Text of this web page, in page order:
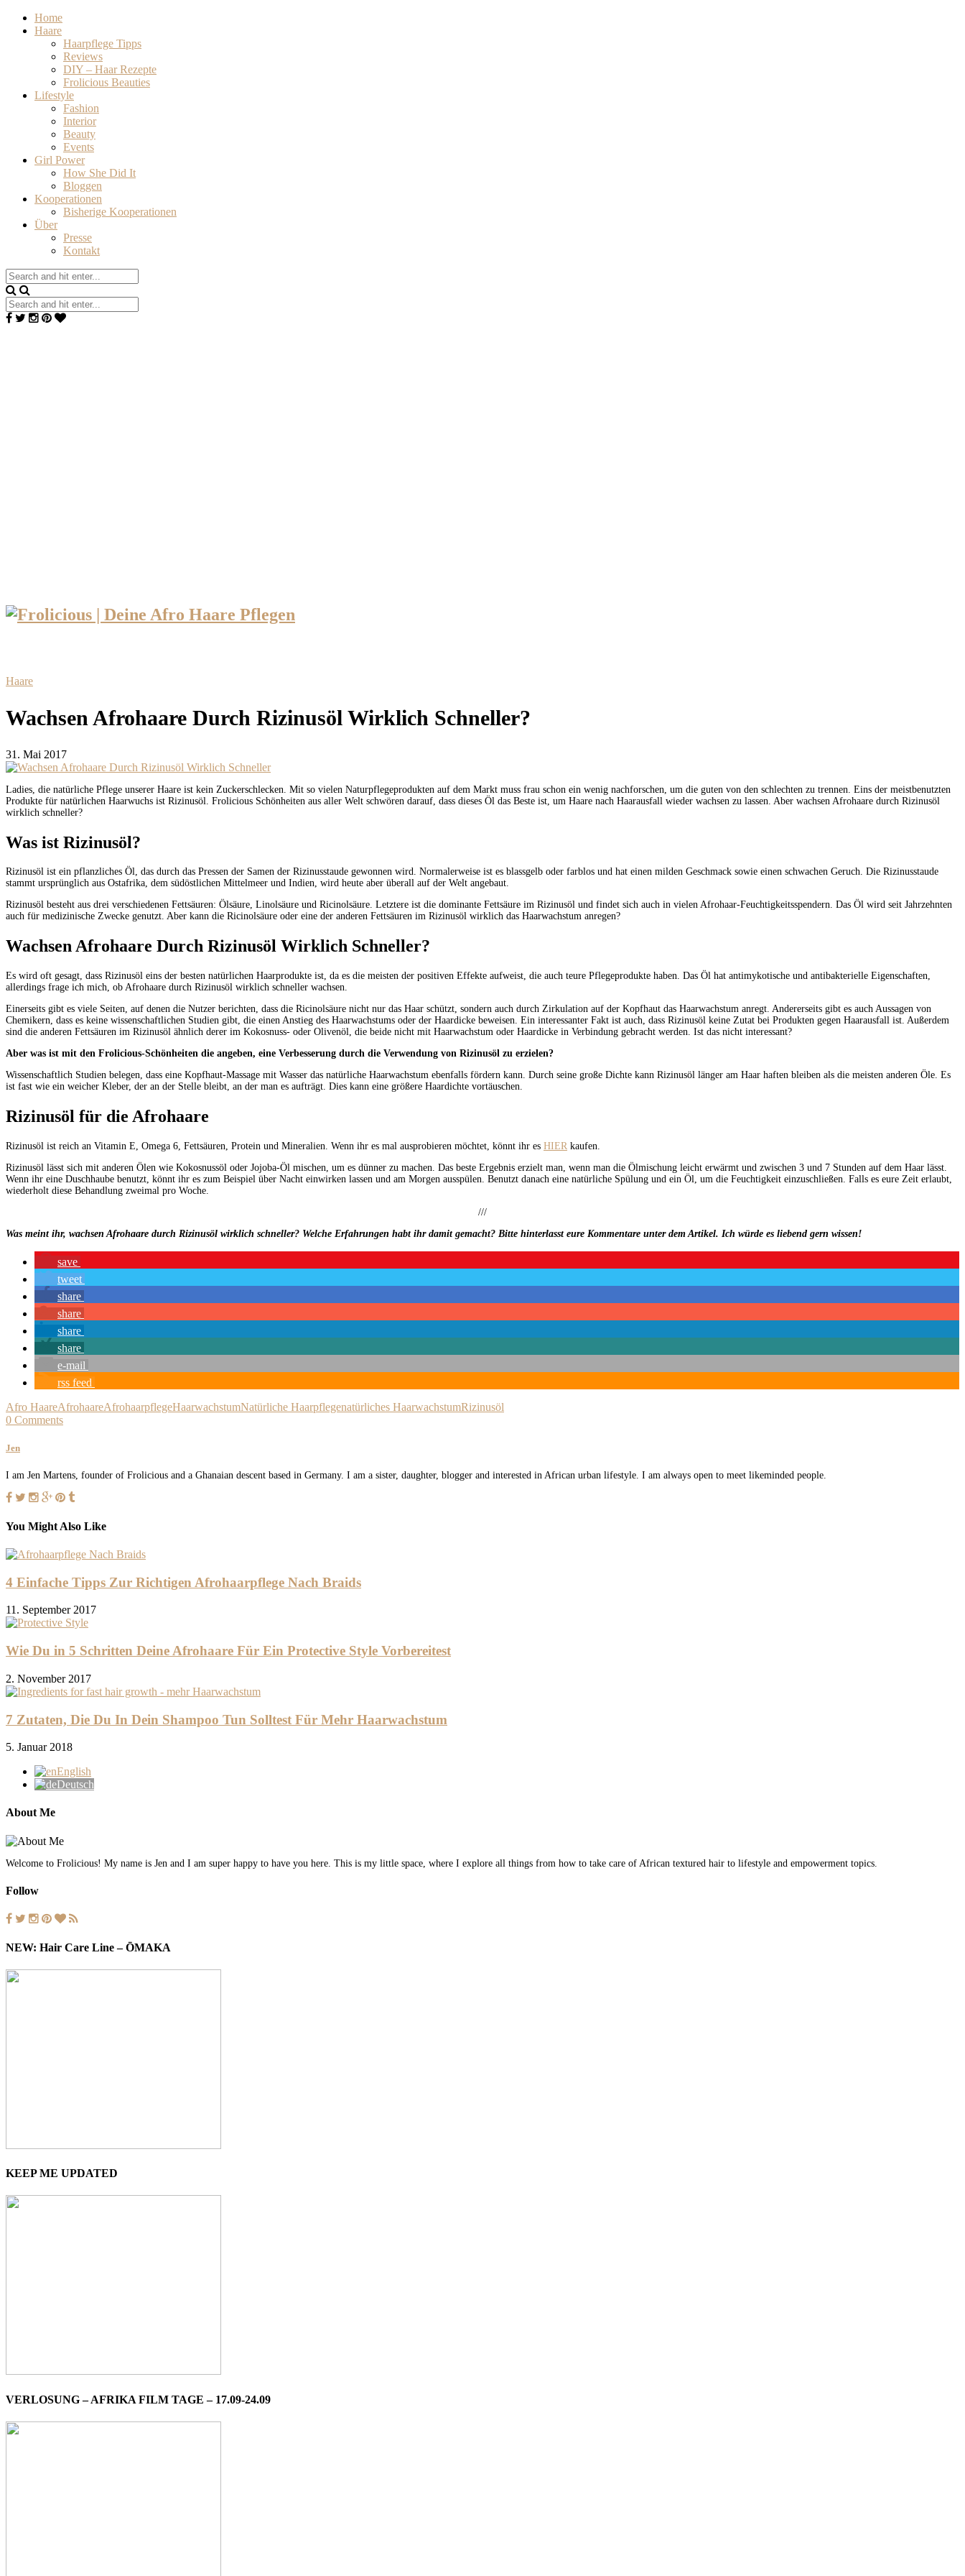
Home
Haare
Haarpflege Tipps
Reviews
DIY – Haar Rezepte
Frolicious Beauties
Lifestyle
Fashion
Interior
Beauty
Events
Girl Power
How She Did It
Bloggen
Kooperationen
Bisherige Kooperationen
Über
Presse
Kontakt
Haare
Wachsen Afrohaare Durch Rizinusöl Wirklich Schneller?
31. Mai 2017
Ladies, die natürliche Pflege unserer Haare ist kein Zuckerschlecken. Mit so vielen Naturpflegeprodukten auf dem Markt muss frau schon ein wenig nachforschen, um die guten von den schlechten zu trennen. Eins der meistbenutzten
Produkte für natürlichen Haarwuchs ist Rizinusöl. Frolicious Schönheiten aus aller Welt schwören darauf, dass dieses Öl das Beste ist, um Haare nach Haarausfall wieder wachsen zu lassen. Aber wachsen Afrohaare durch Rizinusöl
wirklich schneller?
Was ist Rizinusöl?
Rizinusöl ist ein pflanzliches Öl, das durch das Pressen der Samen der Rizinusstaude gewonnen wird. Normalerweise ist es blassgelb oder farblos und hat einen milden Geschmack sowie einen schwachen Geruch. Die Rizinusstaude
stammt ursprünglich aus Ostafrika, dem südöstlichen Mittelmeer und Indien, wird heute aber überall auf der Welt angebaut.
Rizinusöl besteht aus drei verschiedenen Fettsäuren: Ölsäure, Linolsäure und Ricinolsäure. Letztere ist die dominante Fettsäure im Rizinusöl und findet sich auch in vielen Afrohaar-Feuchtigkeitsspendern. Das Öl wird seit Jahrzehnten
auch für medizinische Zwecke genutzt. Aber kann die Ricinolsäure oder eine der anderen Fettsäuren im Rizinusöl wirklich das Haarwachstum anregen?
Wachsen Afrohaare Durch Rizinusöl Wirklich Schneller?
Es wird oft gesagt, dass Rizinusöl eins der besten natürlichen Haarprodukte ist, da es die meisten der positiven Effekte aufweist, die auch teure Pflegeprodukte haben. Das Öl hat antimykotische und antibakterielle Eigenschaften,
allerdings frage ich mich, ob Afrohaare durch Rizinusöl wirklich schneller wachsen.
Einerseits gibt es viele Seiten, auf denen die Nutzer berichten, dass die Ricinolsäure nicht nur das Haar schützt, sondern auch durch Zirkulation auf der Kopfhaut das Haarwachstum anregt. Andererseits gibt es auch Aussagen von
Chemikern, dass es keine wissenschaftlichen Studien gibt, die einen Anstieg des Haarwachstums oder der Haardicke beweisen. Ein interessanter Fakt ist auch, dass Rizinusöl keine Zutat bei Produkten gegen Haarausfall ist. Außerdem
sind die anderen Fettsäuren im Rizinusöl ähnlich derer im Kokosnuss- oder Olivenöl, die beide nicht mit Haarwachstum oder Haardicke in Verbindung gebracht werden. Ist das nicht interessant?
Aber was ist mit den Frolicious-Schönheiten die angeben, eine Verbesserung durch die Verwendung von Rizinusöl zu erzielen?
Wissenschaftlich Studien belegen, dass eine Kopfhaut-Massage mit Wasser das natürliche Haarwachstum ebenfalls fördern kann. Durch seine große Dichte kann Rizinusöl länger am Haar haften bleiben als die meisten anderen Öle. Es
ist fast wie ein weicher Kleber, der an der Stelle bleibt, an der man es aufträgt. Dies kann eine größere Haardichte vortäuschen.
Rizinusöl für die Afrohaare
Rizinusöl ist reich an Vitamin E, Omega 6, Fettsäuren, Protein und Mineralien. Wenn ihr es mal ausprobieren möchtet, könnt ihr es HIER kaufen.
Rizinusöl lässt sich mit anderen Ölen wie Kokosnussöl oder Jojoba-Öl mischen, um es dünner zu machen. Das beste Ergebnis erzielt man, wenn man die Ölmischung leicht erwärmt und zwischen 3 und 7 Stunden auf dem Haar lässt.
Wenn ihr eine Duschhaube benutzt, könnt ihr es zum Beispiel über Nacht einwirken lassen und am Morgen ausspülen. Benutzt danach eine natürliche Spülung und ein Öl, um die Feuchtigkeit einzuschließen. Falls es eure Zeit erlaubt,
wiederholt diese Behandlung zweimal pro Woche.
///
Was meint ihr, wachsen Afrohaare durch Rizinusöl wirklich schneller? Welche Erfahrungen habt ihr damit gemacht? Bitte hinterlasst eure Kommentare unter dem Artikel. Ich würde es liebend gern wissen!
save
tweet
share
share
share
share
e-mail
rss feed
Afro HaareAfrohaareAfrohaarpflegeHaarwachstumNatürliche Haarpflegenatürliches HaarwachstumRizinusöl
0 Comments
Jen
I am Jen Martens, founder of Frolicious and a Ghanaian descent based in Germany. I am a sister, daughter, blogger and interested in African urban lifestyle. I am always open to meet likeminded people.
You Might Also Like
4 Einfache Tipps Zur Richtigen Afrohaarpflege Nach Braids
11. September 2017
Wie Du in 5 Schritten Deine Afrohaare Für Ein Protective Style Vorbereitest
2. November 2017
7 Zutaten, Die Du In Dein Shampoo Tun Solltest Für Mehr Haarwachstum
5. Januar 2018
English
Deutsch
About Me
Welcome to Frolicious! My name is Jen and I am super happy to have you here. This is my little space, where I explore all things from how to take care of African textured hair to lifestyle and empowerment topics.
Follow
NEW: Hair Care Line – ŌMAKA
KEEP ME UPDATED
VERLOSUNG – AFRIKA FILM TAGE – 17.09-24.09